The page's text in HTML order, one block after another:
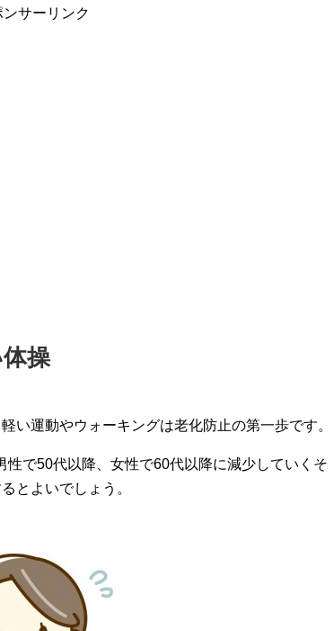
ンサーリンク
操
い運動やウォーキングは老化防止の第一歩です。
で50代以降、女性で60代以降に減少していくそ
とよいでしょう。